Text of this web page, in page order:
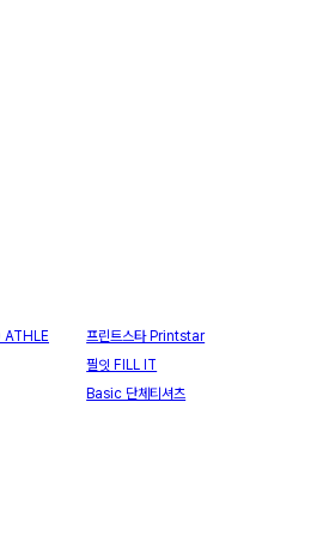
ATHLE
프린트스타 Printstar
필잇 FILL IT
Basic 단체티셔츠